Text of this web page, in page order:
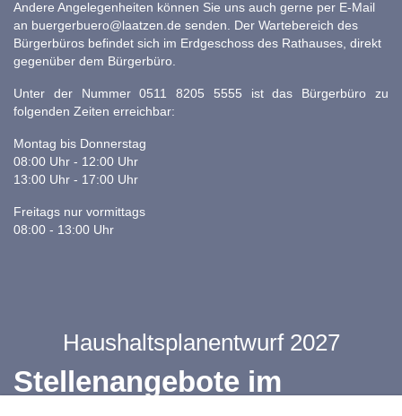
Andere Angelegenheiten können Sie uns auch gerne per E-Mail
an buergerbuero@laatzen.de senden. Der Wartebereich des
Bürgerbüros befindet sich im Erdgeschoss des Rathauses, direkt
gegenüber dem Bürgerbüro.
Unter der Nummer 0511 8205 5555 ist das Bürgerbüro zu
folgenden Zeiten erreichbar:
Montag bis Donnerstag
08:00 Uhr - 12:00 Uhr
13:00 Uhr - 17:00 Uhr
Freitags nur vormittags
08:00 - 13:00 Uhr
Haushaltsplanentwurf 2027
Stellenangebote im